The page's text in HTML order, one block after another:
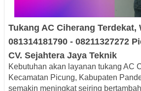
Tukang AC Ciherang Terdekat,
081314181790 - 08211327272
CV. Sejahtera Jaya Teknik
Kebutuhan akan layanan tukang AC
Kecamatan Picung, Kabupaten
semakin meningkat seiring